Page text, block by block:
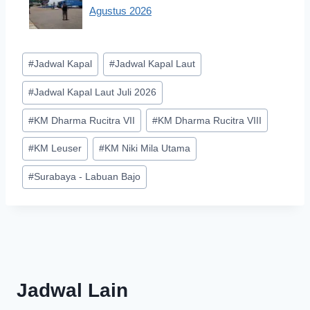
Agustus 2026
Post
Tags:
#Jadwal Kapal #Jadwal Kapal Laut
#Jadwal Kapal Laut Juli 2026
#KM Dharma Rucitra VII #KM Dharma Rucitra VIII
#KM Leuser #KM Niki Mila Utama
#Surabaya - Labuan Bajo
Jadwal Lain